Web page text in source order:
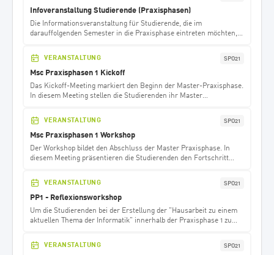
Infoveranstaltung Studierende (Praxisphasen)
Die Informationsveranstaltung für Studierende, die im
darauffolgenden Semester in die Praxisphase eintreten möchten,
der Organisation der Praxisphase. Studierende haben die
Möglichkeit, Fragen zu stellen. Die Termine für diese Veranstaltung
werden auf der Website termine.infdl.de veröffentlicht.
VERANSTALTUNG SPO21
Msc Praxisphasen 1 Kickoff
Das Kickoff-Meeting markiert den Beginn der Master-Praxisphase.
In diesem Meeting stellen die Studierenden ihr Master
VERANSTALTUNG SPO21
Msc Praxisphasen 1 Workshop
Der Workshop bildet den Abschluss der Master Praxisphase. In
diesem Meeting präsentieren die Studierenden den Fortschritt
VERANSTALTUNG SPO21
PP1 - Reflexionsworkshop
Um die Studierenden bei der Erstellung der "Hausarbeit zu einem
aktuellen Thema der Informatik" innerhalb der Praxisphase 1 zu
Erstellung eines wissenschaftlichen Exposés vor. Dieses Exposé
dient als Skizze der Arbeit und wird im Rahmen des
VERANSTALTUNG SPO21